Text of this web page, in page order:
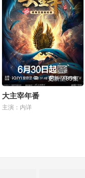
更新至85集
大主宰年番
主演：内详